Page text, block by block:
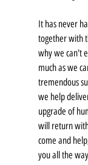
It has never
together with
why we can't
much as we
tremendous
we help
upgrade of
will return
come and
you all the